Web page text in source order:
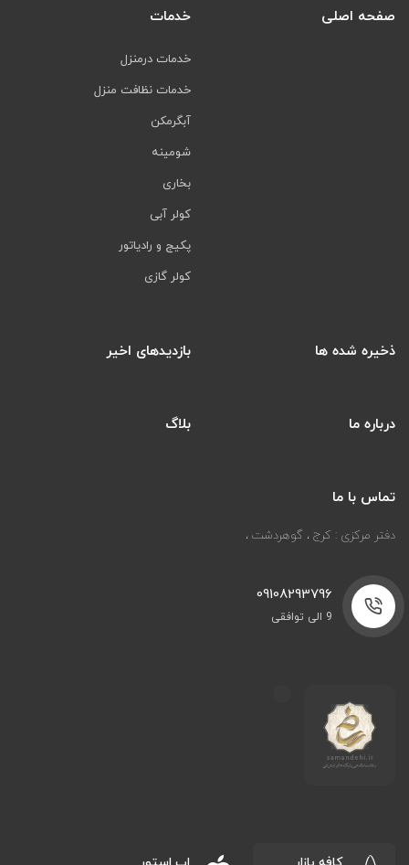
صفحه اصلی خدمات
خدمات درمنزل
خدمات نظافت منزل
آبگرمکن
شومینه
بخاری
کولر آبی
پکیج و رادیاتور
کولر گازی
ذخیره شده ها بازدیدهای اخیر
درباره ما بلاگ
تماس با ما
دفتر مرکزی : کرج ، گوهردشت ،
09108293796
9 الی توافقی